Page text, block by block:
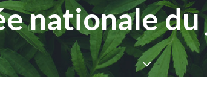
nationale